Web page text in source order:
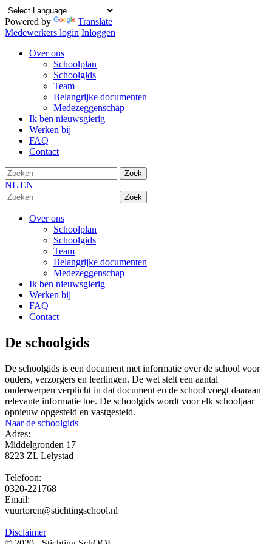
Powered by
Translate
Medewerkers login Inloggen
Over ons
Schoolplan
Schoolgids
Team
Belangrijke documenten
Medezeggenschap
Ik ben nieuwsgierig
Werken bij
FAQ
Contact
Zoek
NL EN
Zoek
Over ons
Schoolplan
Schoolgids
Team
Belangrijke documenten
Medezeggenschap
Ik ben nieuwsgierig
Werken bij
FAQ
Contact
De schoolgids
De schoolgids is een document met informatie over de school voor
ouders, verzorgers en leerlingen. De wet stelt een aantal
onderwerpen verplicht in dat document en de school voegt daaraan
relevante informatie toe. De schoolgids wordt voor elk schooljaar
opnieuw opgesteld en vastgesteld.
Naar de schoolgids
Adres:
Middelgronden 17
8223 ZL Lelystad
Telefoon:
0320-221768
Email:
vuurtoren@stichtingschool.nl
Disclaimer